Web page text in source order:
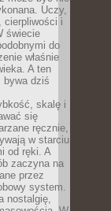
Uczy,
cierpliwości i
świecie
do
właśnie
A ten
bywa dziś
skalę i
się
ręcznie,
w starciu
od ręki. A
zaczyna na
przez
system.
nostalgię,